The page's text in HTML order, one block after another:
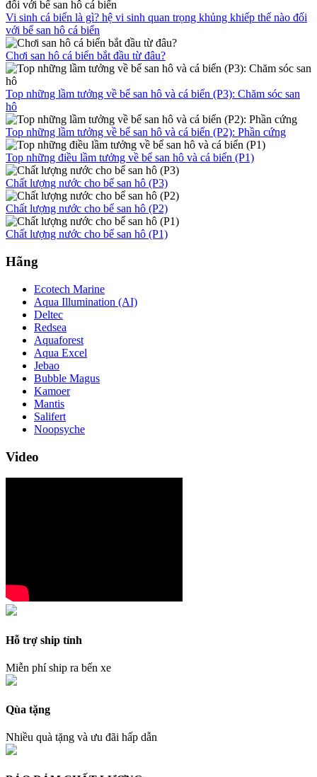
Vi sinh cá biển là gì? hệ vi sinh quan trọng khủng khiếp thế nào đối
với bể san hô cá biển
Chơi san hô cá biển bắt đầu từ đâu?
Top những lầm tưởng về bể san hô và cá biển (P3): Chăm sóc san
hô
Top những lầm tưởng về bể san hô và cá biển (P2): Phần cứng
Top những điều lầm tưởng về bể san hô và cá biển (P1)
Chất lượng nước cho bể san hô (P3)
Chất lượng nước cho bể san hô (P2)
Chất lượng nước cho bể san hô (P1)
Hãng
Ecotech Marine
Aqua Illumination (AI)
Deltec
Redsea
Aquaforest
Aqua Excel
Jebao
Bubble Magus
Kamoer
Mantis
Salifert
Noopsyche
Video
Hỗ trợ ship tỉnh
Miễn phí ship ra bến xe
Qùa tặng
Nhiều quà tặng và ưu đãi hấp dẫn